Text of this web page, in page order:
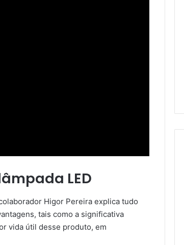
LED
Higor Pereira explica tudo
tais como a significativa
vida útil desse produto, em